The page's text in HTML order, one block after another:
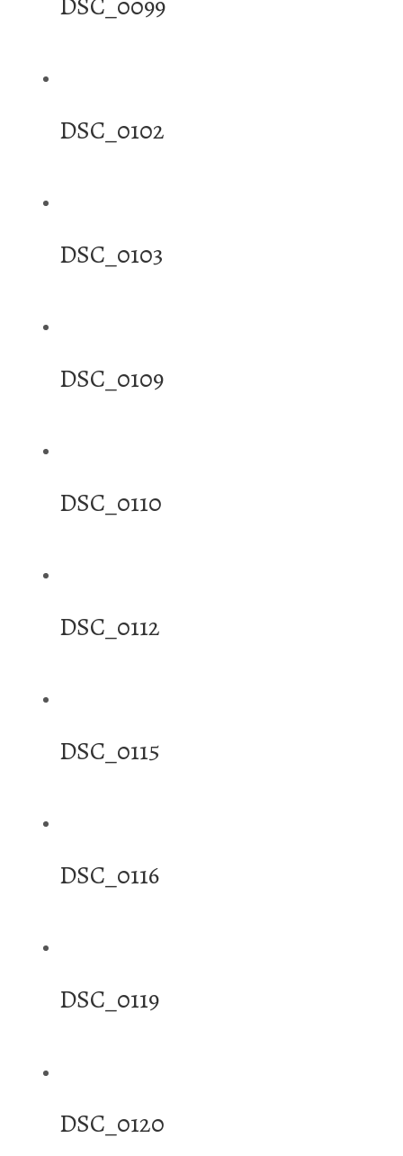
DSC_0102
DSC_0103
DSC_0109
DSC_0110
DSC_0112
DSC_0115
DSC_0116
DSC_0119
DSC_0120